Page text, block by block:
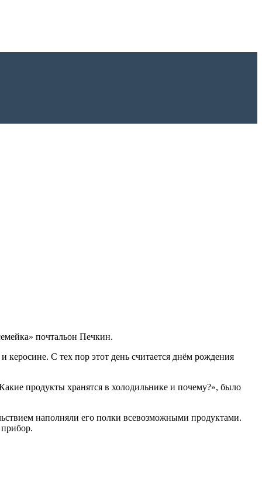
почтальон Печкин.
С тех пор этот день считается днём рождения
продукты хранятся в холодильнике и почему?», было
наполняли его полки всевозможными продуктами.